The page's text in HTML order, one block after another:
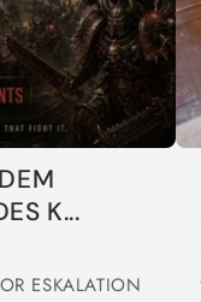
K...
ESKALATION